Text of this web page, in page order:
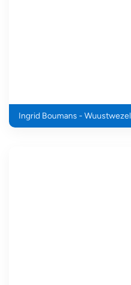
Ingrid Boumans - Wuustwezel